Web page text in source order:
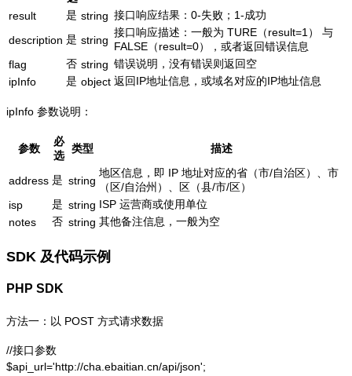
result
是 string 接口响应结果：0-失败；1-成功
description 是 string
接口响应描述：一般为 TURE（result=1） 与
FALSE（result=0），或者返回错误信息
flag
否 string 错误说明，没有错误则返回空
ipInfo
是 object 返回IP地址信息，或域名对应的IP地址信息
ipInfo 参数说明：
参数
必
选
类型 描述
address 是 string
地区信息，即 IP 地址对应的省（市/自治区）、市
（区/自治州）、区（县/市/区）
isp
是 string ISP 运营商或使用单位
notes
否 string 其他备注信息，一般为空
SDK 及代码示例
PHP SDK
方法一：以 POST 方式请求数据
//接口参数
$api_url='http://cha.ebaitian.cn/api/json';